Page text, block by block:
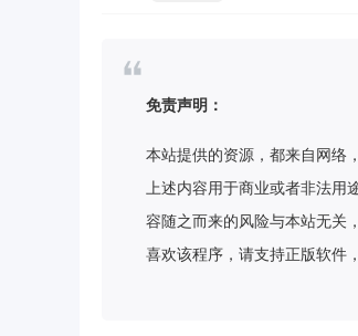
免责声明：
本站提供的资源，都来自网络
上述内容用于商业或者非法用
容随之而来的风险与本站无关
喜欢该程序，请支持正版软件